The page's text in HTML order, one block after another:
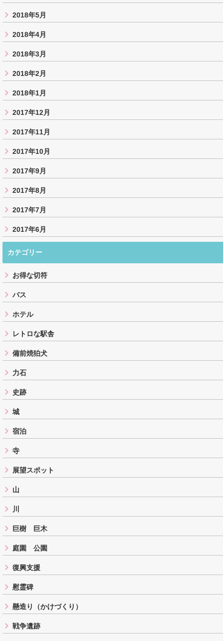
2018年5月
2018年4月
2018年3月
2018年2月
2018年1月
2017年12月
2017年11月
2017年10月
2017年9月
2017年8月
2017年7月
2017年6月
カテゴリー
お得な切符
バス
ホテル
レトロな駅舎
備前焼狛犬
力石
史跡
城
宿泊
寺
展望スポット
山
川
巨樹 巨木
庭園 公園
復興支援
慰霊碑
懸造り（かけづくり）
戦争遺跡